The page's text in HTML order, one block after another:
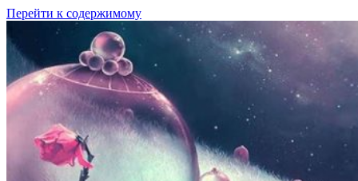
Перейти к содержимому